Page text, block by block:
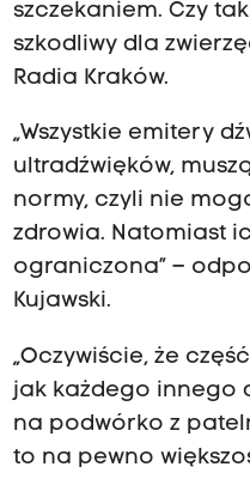
szczekaniem. Czy
szkodliwy dla
Radia Kraków.
„Wszystkie emitery
ultradźwięków,
normy, czyli nie
zdrowia. Natomiast
ograniczona” –
Kujawski.
„Oczywiście, że
jak każdego innego
na podwórko z
to na pewno